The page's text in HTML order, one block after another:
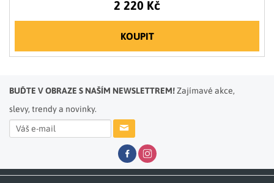
2 220 Kč
KOUPIT
BUĎTE V OBRAZE S NAŠÍM NEWSLETTREM!Zajímavé akce,
slevy, trendy a novinky.